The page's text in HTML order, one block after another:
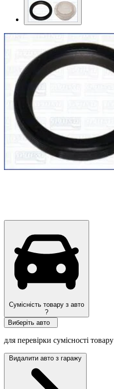
Сумісність товару з авто
?
Виберіть авто
для перевірки сумісності товару
Видалити авто з гаражу